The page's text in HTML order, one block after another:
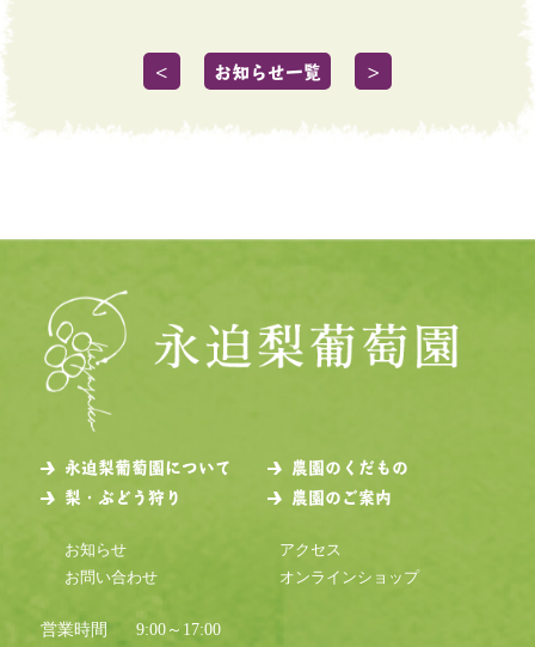
＜ お知らせ一覧 ＞
永迫梨葡萄園について
農園のくだもの
梨・ぶどう狩り
農園のご案内
お知らせ
アクセス
お問い合わせ
オンラインショップ
営業時間 9:00～17:00